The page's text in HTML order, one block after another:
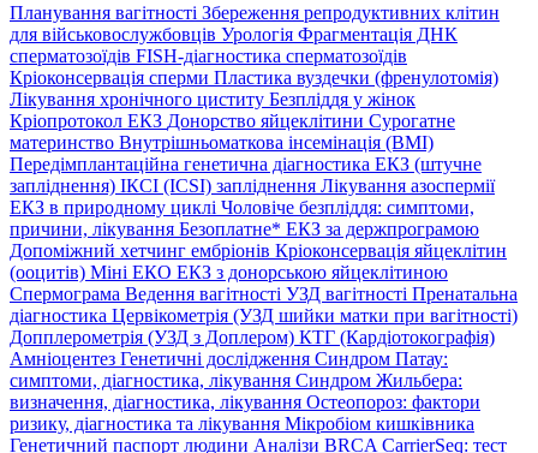
Планування вагітності Збереження репродуктивних клітин
для військовослужбовців Урологія Фрагментація ДНК
сперматозоїдів FISH-діагностика сперматозоїдів
Кріоконсервація сперми Пластика вуздечки (френулотомія)
Лікування хронічного циститу Безпліддя у жінок
Кріопротокол ЕКЗ Донорство яйцеклітини Сурогатне
материнство Внутрішньоматкова інсемінація (ВМІ)
Передімплантаційна генетична діагностика ЕКЗ (штучне
запліднення) ІКСІ (ICSI) запліднення Лікування азоспермії
ЕКЗ в природному циклі Чоловіче безпліддя: симптоми,
причини, лікування Безоплатне* ЕКЗ за держпрограмою
Допоміжний хетчинг ембріонів Кріоконсервація яйцеклітин
(ооцитів) Міні ЕКО ЕКЗ з донорською яйцеклітиною
Спермограма Ведення вагітності УЗД вагітності Пренатальна
діагностика Цервікометрія (УЗД шийки матки при вагітності)
Допплерометрія (УЗД з Доплером) КТГ (Кардіотокографія)
Амніоцентез Генетичні дослідження Синдром Патау:
симптоми, дiагностика, лiкування Синдром Жильбера:
визначення, діагностика, лікування Остеопороз: фактори
ризику, діагностика та лікування Мікробіом кишківника
Генетичний паспорт людини Аналізи BRCA CarrierSeq: тест